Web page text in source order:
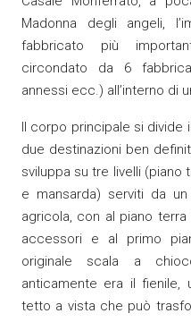
Madonna degli angeli,
fabbricato più
circondato da 6
annessi ecc.) all’interno di
Il corpo principale si divide
due destinazioni ben
sviluppa su tre livelli
e mansarda) serviti da
agricola, con al piano
accessori e al primo
originale scala a
anticamente era il fienile,
tetto a vista che può